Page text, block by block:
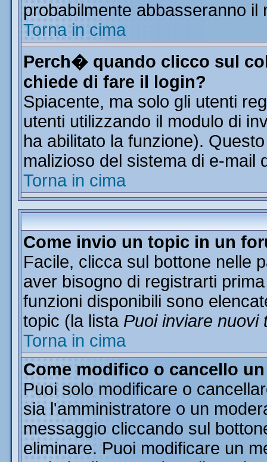
probabilmente abbasseranno il
Torna in cima
Perch� quando clicco sul
chiede di fare il login?
Spiacente, ma solo gli utenti
utenti utilizzando il modulo di
ha abilitato la funzione).
malizioso del sistema di e-mail
Torna in cima
Come invio un topic in un
Facile, clicca sul bottone nelle
aver bisogno di registrarti
funzioni disponibili sono
topic (la lista Puoi inviare nuovi
Torna in cima
Come modifico o cancello
Puoi solo modificare o
sia l'amministratore o un
messaggio cliccando sul
eliminare. Puoi modificare un